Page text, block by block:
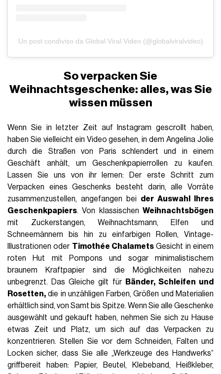
Un post condiviso da Global Viral Video (@globalviralvideo)
So verpacken Sie
Weihnachtsgeschenke: alles, was Sie
wissen müssen
Wenn Sie in letzter Zeit auf Instagram gescrollt haben,
haben Sie vielleicht ein Video gesehen, in dem Angelina Jolie
durch die Straßen von Paris schlendert und in einem
Geschäft anhält, um Geschenkpapierrollen zu kaufen.
Lassen Sie uns von ihr lernen: Der erste Schritt zum
Verpacken eines Geschenks besteht darin, alle Vorräte
zusammenzustellen, angefangen bei der Auswahl Ihres
Geschenkpapiers. Von klassischen Weihnachtsbögen
mit Zuckerstangen, Weihnachtsmann, Elfen und
Schneemännern bis hin zu einfarbigen Rollen, Vintage-
Illustrationen oder Timothée Chalamets Gesicht in einem
roten Hut mit Pompons und sogar minimalistischem
braunem Kraftpapier sind die Möglichkeiten nahezu
unbegrenzt. Das Gleiche gilt für Bänder, Schleifen und
Rosetten, die in unzähligen Farben, Größen und Materialien
erhältlich sind, von Samt bis Spitze. Wenn Sie alle Geschenke
ausgewählt und gekauft haben, nehmen Sie sich zu Hause
etwas Zeit und Platz, um sich auf das Verpacken zu
konzentrieren. Stellen Sie vor dem Schneiden, Falten und
Locken sicher, dass Sie alle „Werkzeuge des Handwerks“
griffbereit haben: Papier, Beutel, Klebeband, Heißkleber,